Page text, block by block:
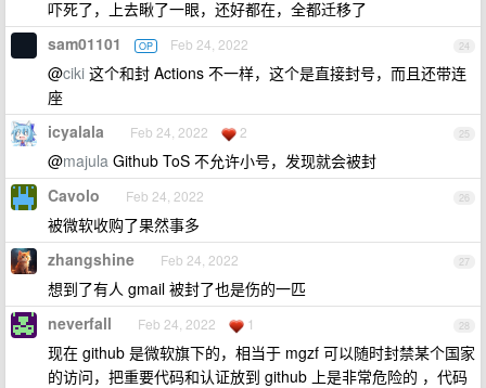
吓死了，上去瞅了一眼，还好都在，全都迁移了
24
sam01101 OP Feb 24, 2022
@ciki 这个和封 Actions 不一样，这个是直接封号，而且还带连
座
25
icyalala Feb 24, 2022 2
@majula Github ToS 不允许小号，发现就会被封
26
Cavolo Feb 24, 2022
被微软收购了果然事多
27
zhangshine Feb 24, 2022
想到了有人 gmail 被封了也是伤的一匹
28
neverfall Feb 24, 2022 1
现在 github 是微软旗下的，相当于 mgzf 可以随时封禁某个国家
的访问，把重要代码和认证放到 github 上是非常危险的 ，代码